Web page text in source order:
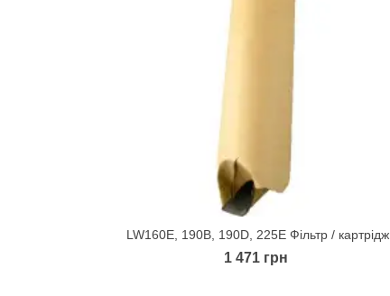
Quick view
LW160E, 190B, 190D, 225E Фільтр / картрідж
1 471 грн